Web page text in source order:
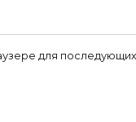
для